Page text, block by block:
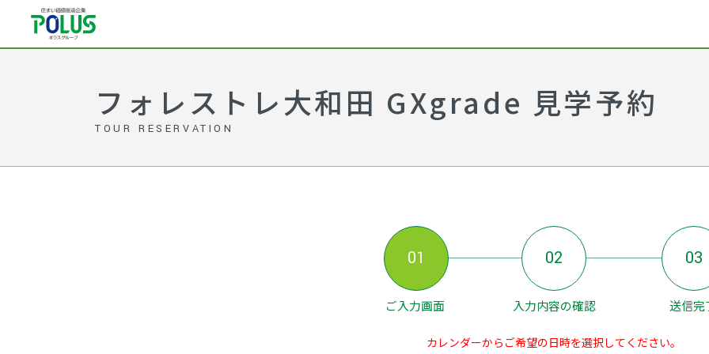
フォレストレ大和田 GXgrade 見学予約
TOUR RESERVATION
01
ご入力画面
02
入力内容の確認
03
送信完
カレンダーからご希望の日時を選択してください。